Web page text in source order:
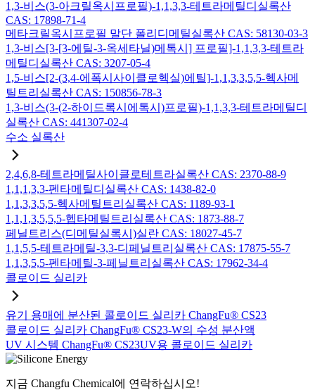
1,3-비스(3-아크릴옥시프로필)-1,1,3,3-테트라메틸디실록산
CAS: 17898-71-4
메타크릴옥시프로필 말단 폴리디메틸실록산 CAS: 58130-03-3
1,3-비스[3-[3-에틸-3-옥세타닐)메톡시] 프로필]-1,1,3,3-테트라
메틸디실록산 CAS: 3207-05-4
1,5-비스[2-(3,4-에폭시사이클로헥실)에틸]-1,1,3,3,5,5-헥사메
틸트리실록산 CAS: 150856-78-3
1,3-비스(3-(2-하이드록시에톡시)프로필)-1,1,3,3-테트라메틸디
실록산 CAS: 441307-02-4
수소 실록산
2,4,6,8-테트라메틸사이클로테트라실록산 CAS: 2370-88-9
1,1,1,3,3-펜타메틸디실록산 CAS: 1438-82-0
1,1,3,3,5,5-헥사메틸트리실록산 CAS: 1189-93-1
1,1,1,3,5,5,5-헵타메틸트리실록산 CAS: 1873-88-7
페닐트리스(디메틸실록시)실란 CAS: 18027-45-7
1,1,5,5-테트라메틸-3,3-디페닐트리실록산 CAS: 17875-55-7
1,1,3,5,5-펜타메틸-3-페닐트리실록산 CAS: 17962-34-4
콜로이드 실리카
유기 용매에 분산된 콜로이드 실리카 ChangFu® CS23
콜로이드 실리카 ChangFu® CS23-W의 수성 분산액
UV 시스템 ChangFu® CS23UV용 콜로이드 실리카
지금 Changfu Chemical에 연락하십시오!